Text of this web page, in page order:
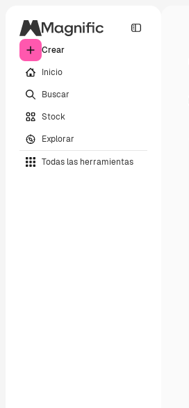
Crear
Inicio
Buscar
Stock
Explorar
Todas las herramientas